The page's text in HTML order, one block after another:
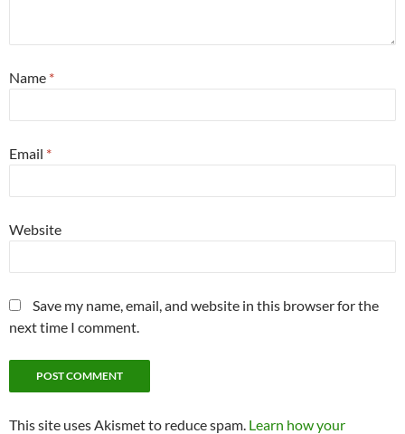
Name *
Email *
Website
Save my name, email, and website in this browser for the
next time I comment.
This site uses Akismet to reduce spam. Learn how your